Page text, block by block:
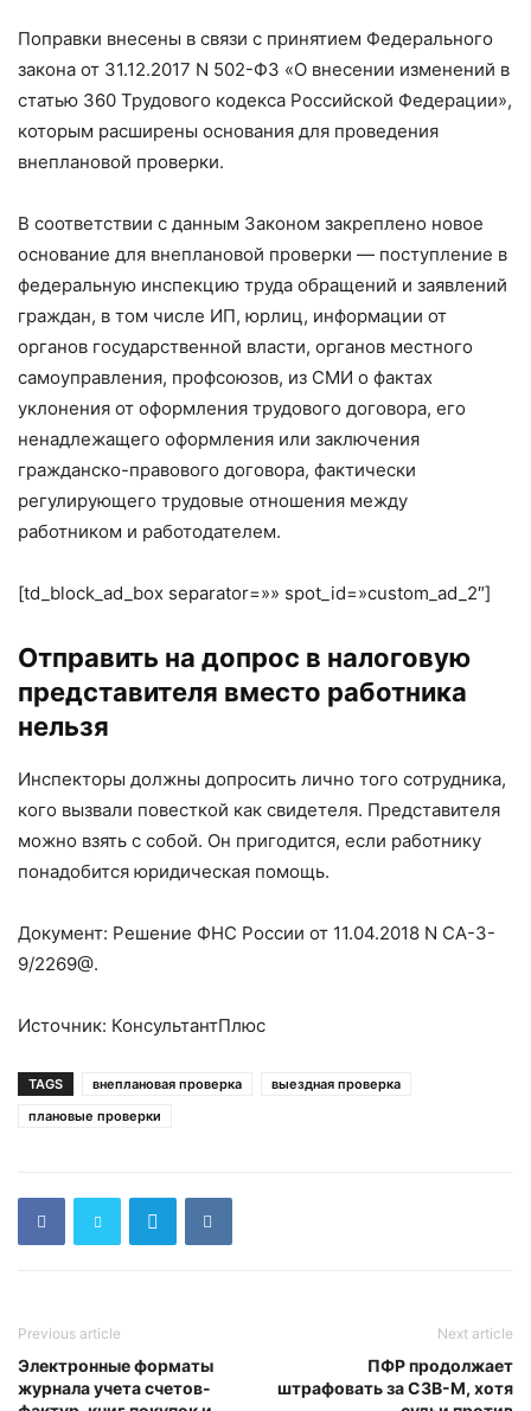
Поправки внесены в связи с принятием Федерального
закона от 31.12.2017 N 502-ФЗ «О внесении изменений в
статью 360 Трудового кодекса Российской Федерации»,
которым расширены основания для проведения
внеплановой проверки.
В соответствии с данным Законом закреплено новое
основание для внеплановой проверки — поступление в
федеральную инспекцию труда обращений и заявлений
граждан, в том числе ИП, юрлиц, информации от
органов государственной власти, органов местного
самоуправления, профсоюзов, из СМИ о фактах
уклонения от оформления трудового договора, его
ненадлежащего оформления или заключения
гражданско-правового договора, фактически
регулирующего трудовые отношения между
работником и работодателем.
[td_block_ad_box separator=»» spot_id=»custom_ad_2″]
Отправить на допрос в налоговую
представителя вместо работника
нельзя
Инспекторы должны допросить лично того сотрудника,
кого вызвали повесткой как свидетеля. Представителя
можно взять с собой. Он пригодится, если работнику
понадобится юридическая помощь.
Документ: Решение ФНС России от 11.04.2018 N СА-3-
9/2269@.
Источник: КонсультантПлюс
TAGS внеплановая проверка
выездная проверка
плановые проверки
Previous article
Электронные форматы
журнала учета счетов-
Next article
ПФР продолжает
штрафовать за СЗВ-М, хотя